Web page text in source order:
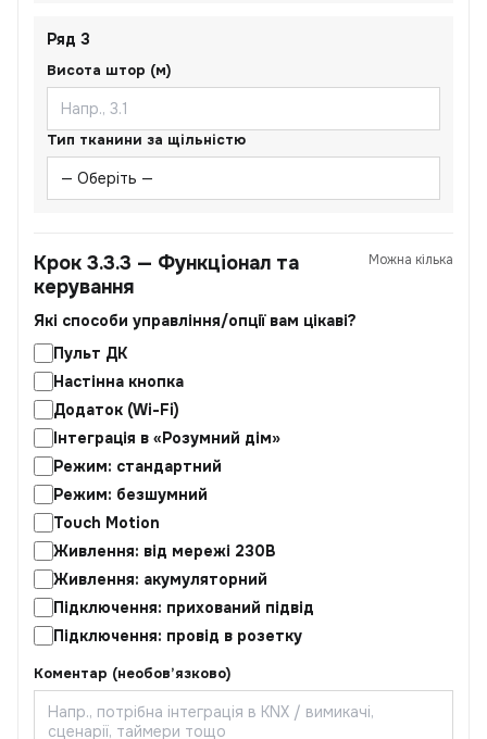
Ряд 3
Висота штор (м)
Тип тканини за щільністю
Крок 3.3.3 — Функціонал та
керування
Можна кілька
Які способи управління/опції вам цікаві?
Пульт ДК
Настінна кнопка
Додаток (Wi-Fi)
Інтеграція в «Розумний дім»
Режим: стандартний
Режим: безшумний
Touch Motion
Живлення: від мережі 230В
Живлення: акумуляторний
Підключення: прихований підвід
Підключення: провід в розетку
Коментар (необов’язково)